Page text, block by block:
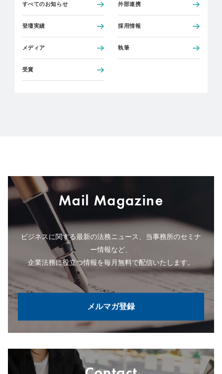
すべてのお知らせ 外部連携
登壇実績 採用情報
メディア 執筆
受賞
Mail Magazine
ビジネスに関する最新の法務ニュース、当事務所のセミナ
ー情報など、
企業法務に役立つ情報を毎月無料で配信いたします。
メルマガ登録